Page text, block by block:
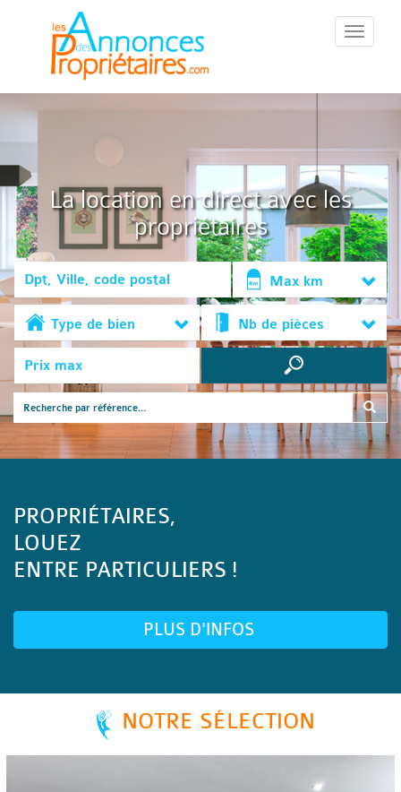
::Menu::
La location en direct avec les
propriétaires
Max km
Type de bien Nb de pièces
PROPRIÉTAIRES,
LOUEZ
ENTRE PARTICULIERS !
PLUS D'INFOS
NOTRE SÉLECTION